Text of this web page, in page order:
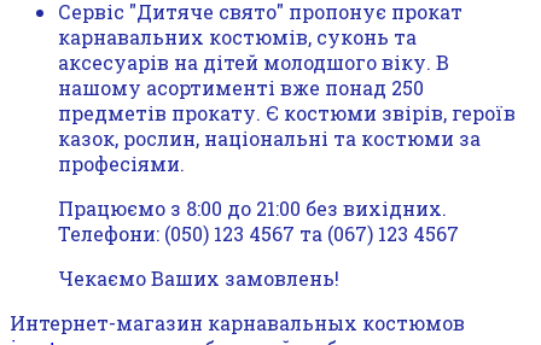
Сервіс "Дитяче свято" пропонує прокат
карнавальних костюмів, суконь та
аксесуарів на дітей молодшого віку. В
нашому асортименті вже понад 250
предметів прокату. Є костюми звірів, героїв
казок, рослин, національні та костюми за
професіями.
Працюємо з 8:00 до 21:00 без вихідних.
Телефони: (050) 123 4567 та (067) 123 4567
Чекаємо Ваших замовлень!
Интернет-магазин карнавальных костюмов